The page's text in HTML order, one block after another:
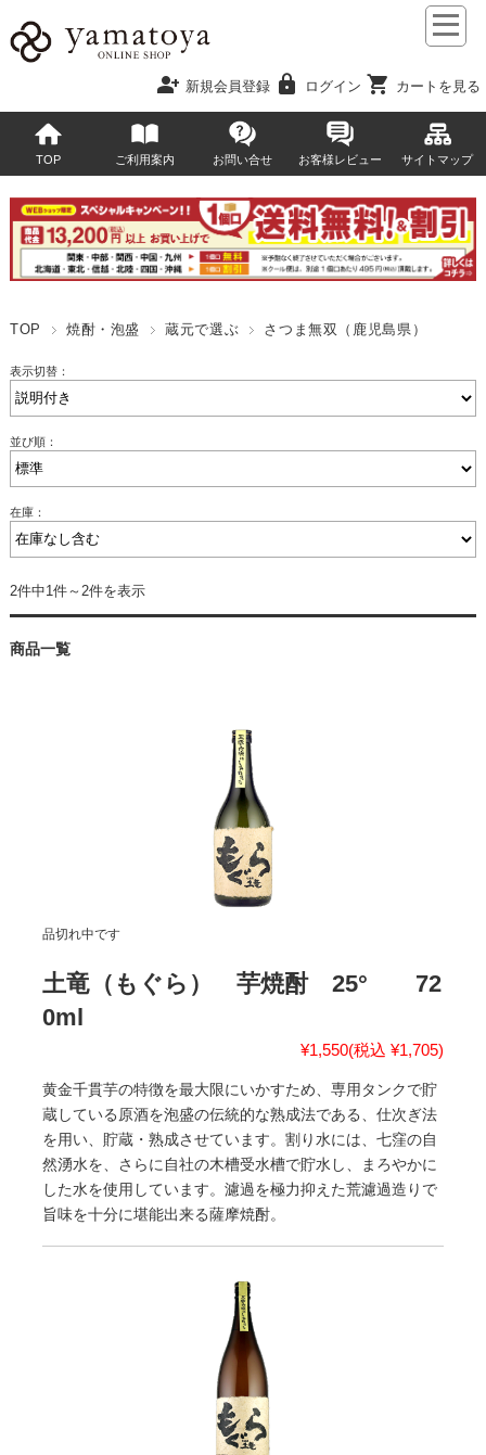
person_add 新規会員登録 lock ログイン shopping_cart カートを見る
TOP ご利用案内 お問い合せ お客様レビュー サイトマップ
TOP 焼酎・泡盛 蔵元で選ぶ さつま無双（鹿児島県）
表示切替：
並び順：
在庫：
2件中1件～2件を表示
商品一覧
品切れ中です
土竜（もぐら） 芋焼酎 25° 72
0ml
¥1,550(税込 ¥1,705)
黄金千貫芋の特徴を最大限にいかすため、専用タンクで貯
蔵している原酒を泡盛の伝統的な熟成法である、仕次ぎ法
を用い、貯蔵・熟成させています。割り水には、七窪の自
然湧水を、さらに自社の木槽受水槽で貯水し、まろやかに
した水を使用しています。濾過を極力抑えた荒濾過造りで
旨味を十分に堪能出来る薩摩焼酎。